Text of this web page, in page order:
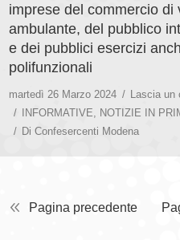
imprese del commercio di
ambulante, del pubblico
e dei pubblici esercizi
polifunzionali
martedì 26 Marzo 2024
Lascia
INFORMATIVE
NOTIZIE IN
Di Confesercenti Modena
Pagina precedente